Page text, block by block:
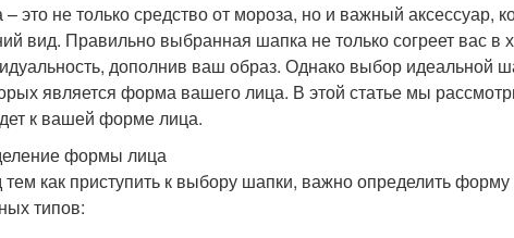
это не только средство от мороза, но и важный аксессуар,
вид. Правильно выбранная шапка не только согреет вас в
дополнив ваш образ. Однако выбор идеальной
является форма вашего лица. В этой статье мы
к вашей форме лица.
формы лица
как приступить к выбору шапки, важно определить
типов: